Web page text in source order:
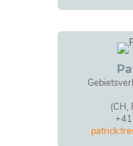
(CH,